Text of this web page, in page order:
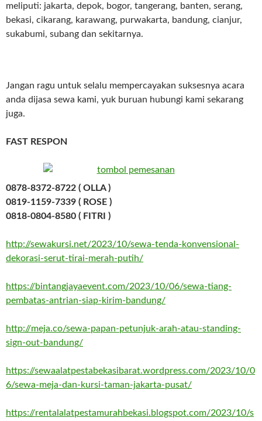
meliputi: jakarta, depok, bogor, tangerang, banten, serang,
bekasi, cikarang, karawang, purwakarta, bandung, cianjur,
sukabumi, subang dan sekitarnya.
Jangan ragu untuk selalu mempercayakan suksesnya acara
anda dijasa sewa kami, yuk buruan hubungi kami sekarang
juga.
FAST RESPON
0878-8372-8722 ( OLLA )
0819-1159-7339 ( ROSE )
0818-0804-8580 ( FITRI )
http://sewakursi.net/2023/10/sewa-tenda-konvensional-
dekorasi-serut-tirai-merah-putih/
https://bintangjayaevent.com/2023/10/06/sewa-tiang-
pembatas-antrian-siap-kirim-bandung/
http://meja.co/sewa-papan-petunjuk-arah-atau-standing-
sign-out-bandung/
https://sewaalatpestabekasibarat.wordpress.com/2023/10/0
6/sewa-meja-dan-kursi-taman-jakarta-pusat/
https://rentalalatpestamurahbekasi.blogspot.com/2023/10/s